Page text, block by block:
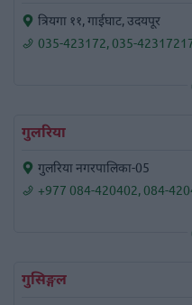
त्रियगा ११, गाईघाट, उदयपूर
035-423172, 035-
गुलरिया
गुलरिया नगरपालिका-05
+977 084-420402, 084-
गुसिङ्गल